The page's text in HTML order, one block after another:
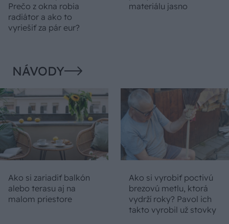
Prečo z okna robia
radiátor a ako to
vyriešiť za pár eur?
materiálu jasno
NÁVODY
Ako si zariadiť balkón
alebo terasu aj na
malom priestore
Ako si vyrobiť poctivú
brezovú metlu, ktorá
vydrží roky? Pavol ich
takto vyrobil už stovky